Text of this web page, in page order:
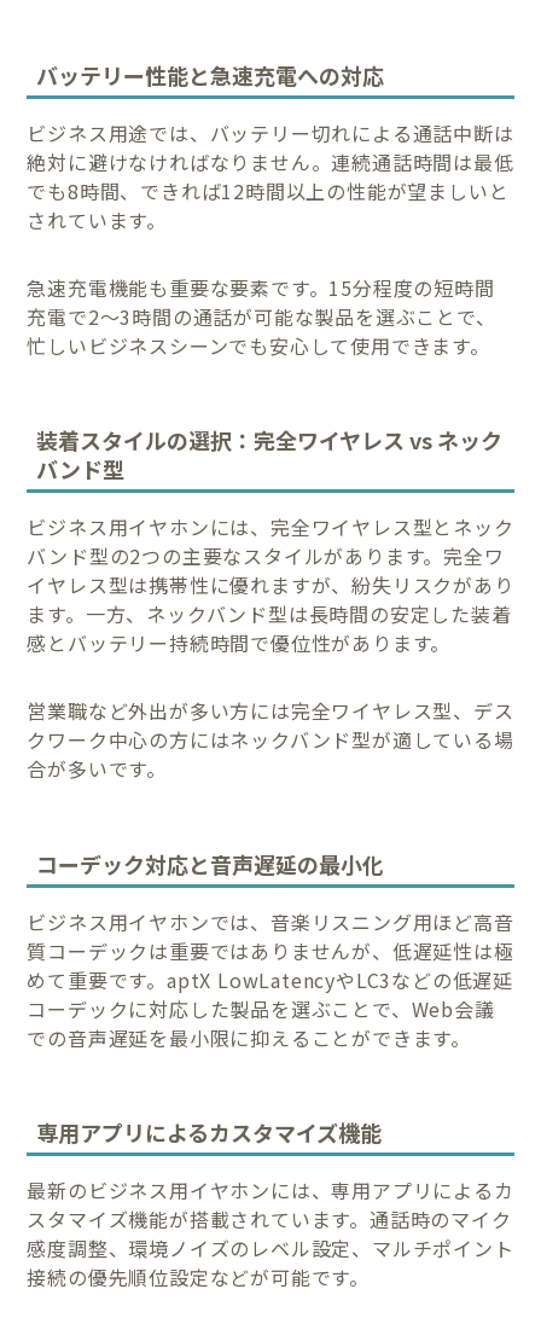
バッテリー性能と急速充電への対応
ビジネス用途では、バッテリー切れによる通話中断は
絶対に避けなければなりません。連続通話時間は最低
でも8時間、できれば12時間以上の性能が望ましいと
されています。
急速充電機能も重要な要素です。15分程度の短時間
充電で2〜3時間の通話が可能な製品を選ぶことで、
忙しいビジネスシーンでも安心して使用できます。
装着スタイルの選択：完全ワイヤレス vs ネック
バンド型
ビジネス用イヤホンには、完全ワイヤレス型とネック
バンド型の2つの主要なスタイルがあります。完全ワ
イヤレス型は携帯性に優れますが、紛失リスクがあり
ます。一方、ネックバンド型は長時間の安定した装着
感とバッテリー持続時間で優位性があります。
営業職など外出が多い方には完全ワイヤレス型、デス
クワーク中心の方にはネックバンド型が適している場
合が多いです。
コーデック対応と音声遅延の最小化
ビジネス用イヤホンでは、音楽リスニング用ほど高音
質コーデックは重要ではありませんが、低遅延性は極
めて重要です。aptX LowLatencyやLC3などの低遅延
コーデックに対応した製品を選ぶことで、Web会議
での音声遅延を最小限に抑えることができます。
専用アプリによるカスタマイズ機能
最新のビジネス用イヤホンには、専用アプリによるカ
スタマイズ機能が搭載されています。通話時のマイク
感度調整、環境ノイズのレベル設定、マルチポイント
接続の優先順位設定などが可能です。